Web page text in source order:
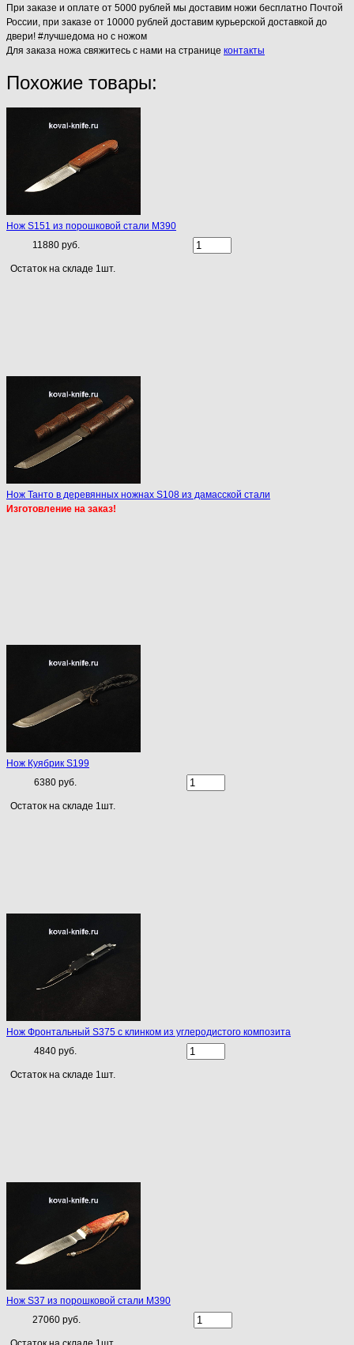
При заказе и оплате от 5000 рублей мы доставим ножи бесплатно Почтой
России, при заказе от 10000 рублей доставим курьерской доставкой до
двери! #лучшедома но с ножом
Для заказа ножа свяжитесь с нами на странице контакты
Похожие товары:
Нож S151 из порошковой стали М390
11880 руб.
Остаток на складе 1шт.
Нож Танто в деревянных ножнах S108 из дамасской стали
Изготовление на заказ!
Нож Куябрик S199
6380 руб.
Остаток на складе 1шт.
Нож Фронтальный S375 с клинком из углеродистого композита
4840 руб.
Остаток на складе 1шт.
Нож S37 из порошковой стали M390
27060 руб.